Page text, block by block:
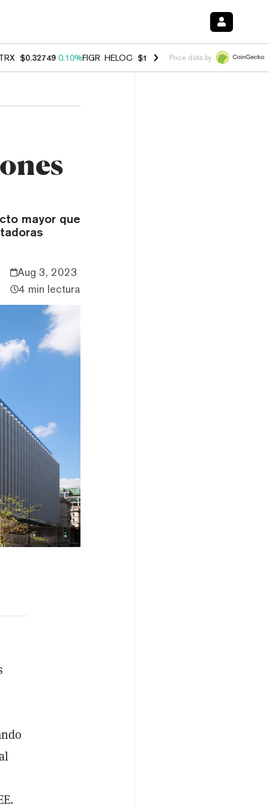
TRX $0.32749 0.10%FIGR_HELOC $1.007 -1.20%HYPE $54.42 -
Price data by
mayor que
Aug 3, 2023
4 min lectura